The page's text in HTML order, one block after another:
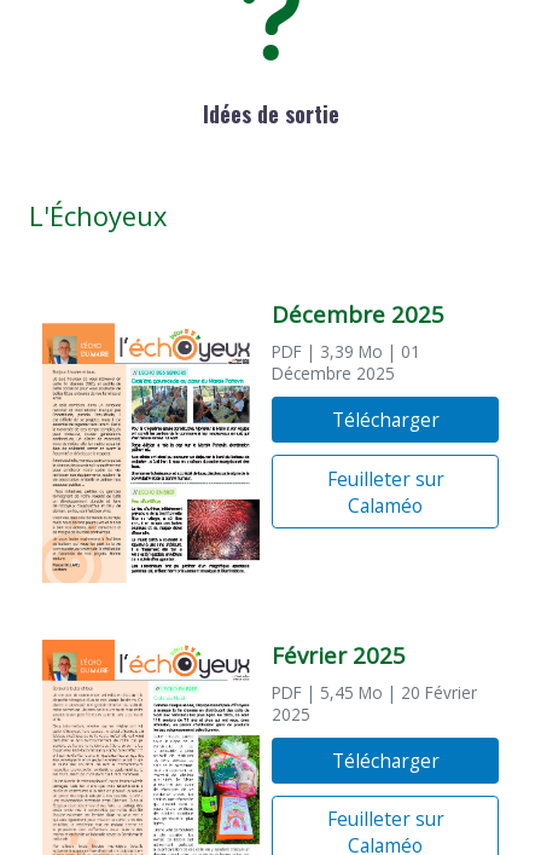
Idées de sortie
L'Échoyeux
Décembre 2025
PDF | 3,39 Mo | 01
Décembre 2025
Télécharger
Feuilleter sur
Calaméo
Février 2025
PDF | 5,45 Mo | 20 Février
2025
Télécharger
Feuilleter sur
Calaméo